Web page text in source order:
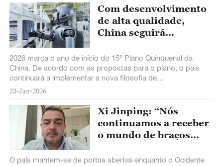
Com desenvolvimento
de alta qualidade,
China seguirá
estabilidade global
2026 marca o ano de início do 15º Plano Quinquenal da
China. De acordo com as propostas para o plano, o país
continuará a implementar a nova filosofia de
desenvolvimento de forma completa, precisa e abrangente.
23-Jan-2026
Xi Jinping: “Nós
continuamos a receber
o mundo de braços
O país mantem-se de portas abertas enquanto o Ocidente